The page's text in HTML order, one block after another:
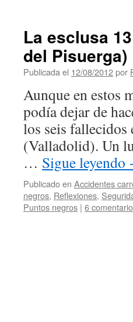
La esclusa
del Pisuerga)
Publicada el 12/08/2012por
Aunque en estos
podía dejar de
los seis fallecidos
(Valladolid). Un
… Sigue leyendo
Publicado en Accidentes
negros, Reflexiones,
Puntos negros | 6